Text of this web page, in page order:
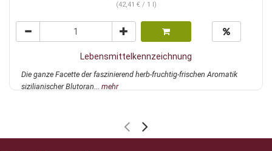
(42,41 € / 1 l)
Lebensmittelkennzeichnung
Die ganze Facette der faszinierend herb-fruchtig-frischen Aromatik
sizilianischer Blutoran... mehr